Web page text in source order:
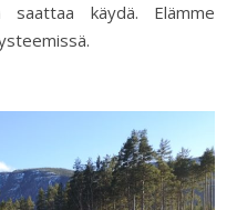
käydä. Elämme